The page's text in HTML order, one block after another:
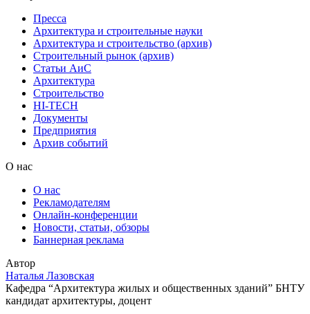
Пресса
Архитектура и строительные науки
Архитектура и строительство (архив)
Строительный рынок (архив)
Статьи АиС
Архитектура
Строительство
HI-TECH
Документы
Предприятия
Архив событий
О нас
О нас
Рекламодателям
Онлайн-конференции
Новости, статьи, обзоры
Баннерная реклама
Автор
Наталья Лазовская
Кафедра “Архитектура жилых и общественных зданий” БНТУ
кандидат архитектуры, доцент